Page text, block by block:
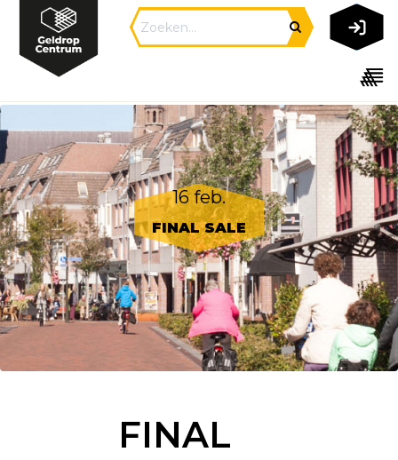
16 feb.
FINAL SALE
FINAL